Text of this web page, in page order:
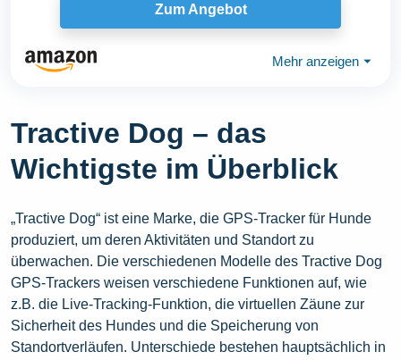
Zum Angebot
Mehr anzeigen ⏷
Tractive Dog – das
Wichtigste im Überblick
„Tractive Dog“ ist eine Marke, die GPS-Tracker für Hunde
produziert, um deren Aktivitäten und Standort zu
überwachen. Die verschiedenen Modelle des Tractive Dog
GPS-Trackers weisen verschiedene Funktionen auf, wie
z.B. die Live-Tracking-Funktion, die virtuellen Zäune zur
Sicherheit des Hundes und die Speicherung von
Standortverläufen. Unterschiede bestehen hauptsächlich in